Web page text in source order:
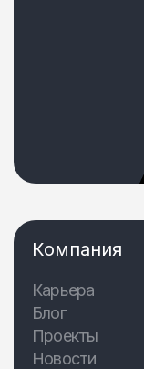
Компания
Карьера
Блог
Проекты
Новости